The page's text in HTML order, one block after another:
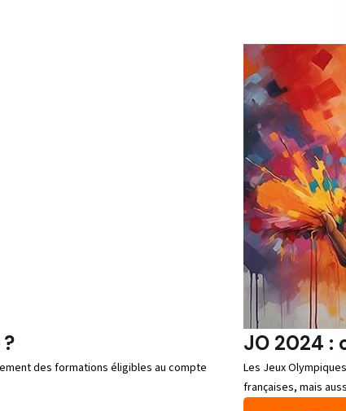
des formations éligibles au compte
JO 2024 :
Les Jeux
françaises, mais